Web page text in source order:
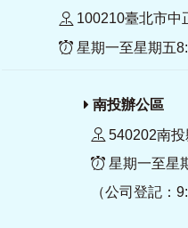
100210臺北市中
星期一至星期五
南投辦公區
540202南
星期一至星
（公司登記：